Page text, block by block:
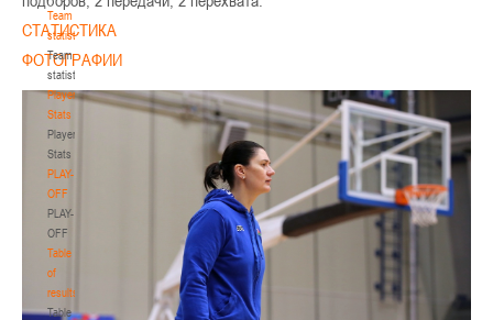
Team
statistics
Team
statistics
Player
Stats
Player
Stats
PLAY-
OFF
PLAY-
OFF
Table
of
results
Table
СТАТИСТИКА
ФОТОГРАФИИ